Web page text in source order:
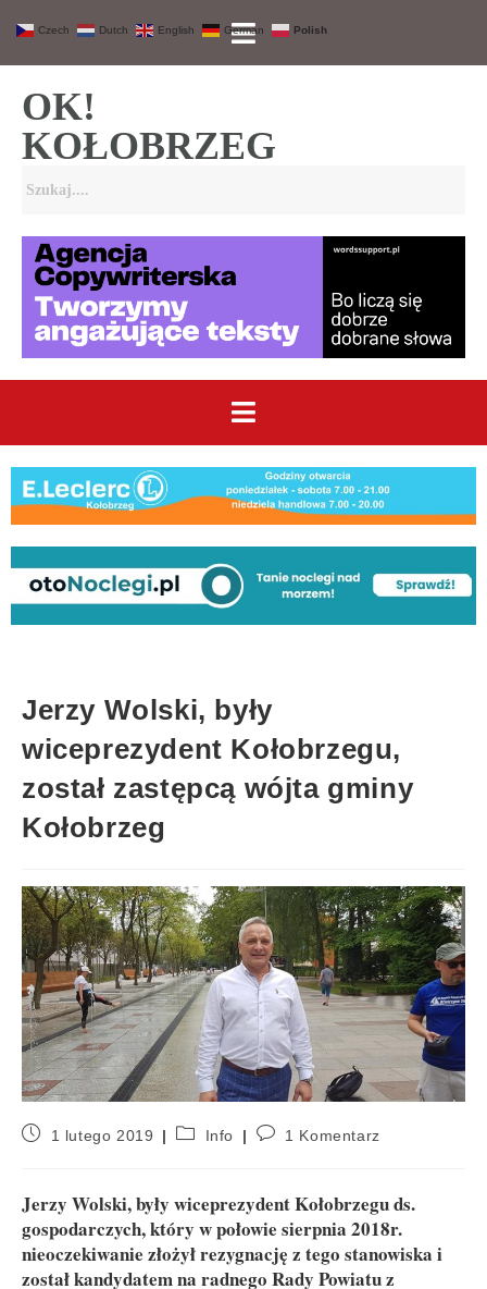
OK!
KOŁOBRZEG
Jerzy Wolski, były
wiceprezydent Kołobrzegu,
został zastępcą wójta gminy
Kołobrzeg
1 lutego 2019 Info 1 Komentarz
Jerzy Wolski, były wiceprezydent Kołobrzegu ds.
gospodarczych, który w połowie sierpnia 2018r.
nieoczekiwanie złożył rezygnację z tego stanowiska i
został kandydatem na radnego Rady Powiatu z
Czech Dutch English German Polish